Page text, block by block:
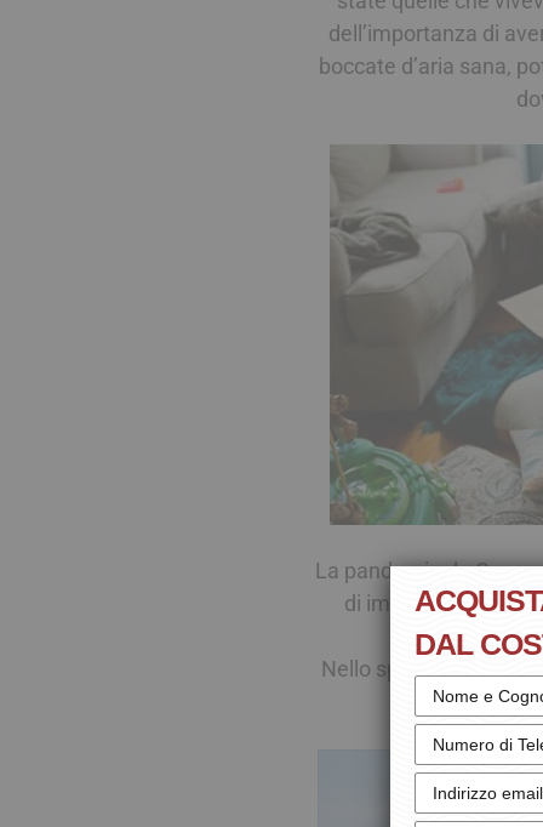
dell’importanza di
boccate d’aria sana,
La pandemia da
di immobili verso
Nello specifico il lago
cui
DAL